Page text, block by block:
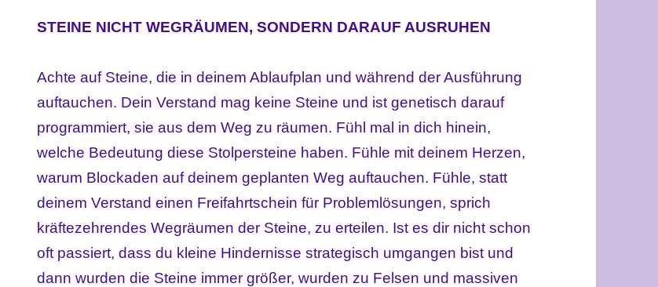
STEINE NICHT WEGRÄUMEN, SONDERN DARAUF AUSRUHEN
Achte auf Steine, die in deinem Ablaufplan und während der Ausführung
auftauchen. Dein Verstand mag keine Steine und ist genetisch darauf
programmiert, sie aus dem Weg zu räumen. Fühl mal in dich hinein,
welche Bedeutung diese Stolpersteine haben. Fühle mit deinem Herzen,
warum Blockaden auf deinem geplanten Weg auftauchen. Fühle, statt
deinem Verstand einen Freifahrtschein für Problemlösungen, sprich
kräftezehrendes Wegräumen der Steine, zu erteilen. Ist es dir nicht schon
oft passiert, dass du kleine Hindernisse strategisch umgangen bist und
dann wurden die Steine immer größer, wurden zu Felsen und massiven